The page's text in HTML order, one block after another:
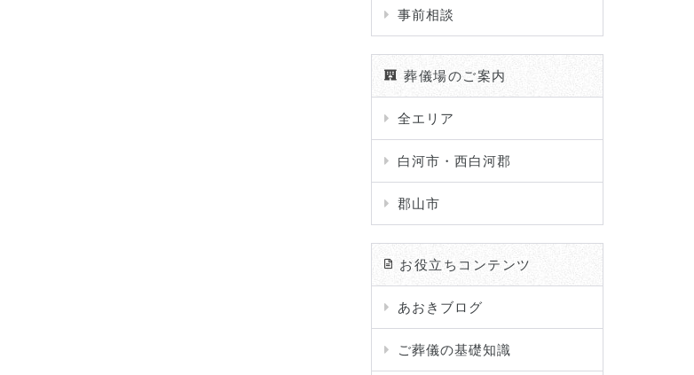
事前相談
葬儀場のご案内
全エリア
白河市・西白河郡
郡山市
お役立ちコンテンツ
あおきブログ
ご葬儀の基礎知識